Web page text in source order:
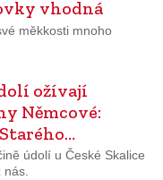
vhodná
měkkosti mnoho
ožívají
Němcové:
údolí u České Skalice